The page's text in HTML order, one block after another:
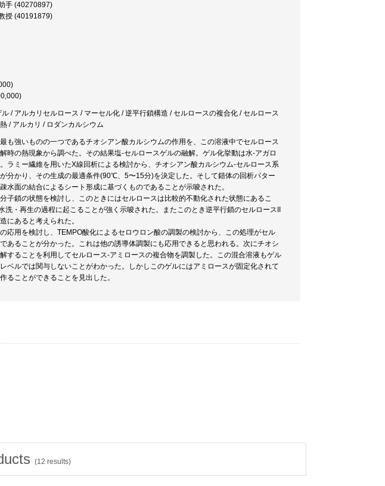
手 (40270897)
授 (40191879)
/ アルカリセルロース / マーセル化 / 逆平行鎖構造 / セルロースの複合化 / セルロース
/ アルカリ / ロダンカルシウム
も強いものの一つであるチオシアン酸カルシウムの作用を、この溶液中でセルロース
時の熱現象から調べた。その結果塩-セルロースゲルの融解。ゲル化挙動は水-アガロ
ラミー繊維を用いたX線回析による検討から、チオシアン酸カルシウム-セルロース系
分かり、その生成の最適条件(90℃、5〜15分)を決定した。そして錯体の回析パター
水面の結合によるシート形成に基づくものであることが示唆された。
子鎖の状態を検討し、このときにはセルロースは比較的不動化された状態にあるこ
・再生の過程に起こることが強く示唆された。またこのとき逆平行鎖のセルロースII
にあると考えられた。
応用を検討し、TEMPO酸化によるセロウロン酸の調製の検討から、この処理がセル
あることが分かった。これは他の誘導体調製にも応用できると思われる。次にチオシ
することを利用してセルロース-アミロースの複合物を調製した。この混合溶液もゲル
ベルでは関与しないことがわかった。しかしこのゲルにはアミロースが固定化されて
ることができることを見出した。
(12 results)